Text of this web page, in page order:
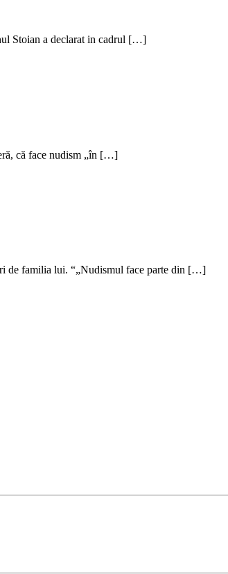
Stoian a declarat in cadrul […]
că face nudism „în […]
de familia lui. “„Nudismul face parte din […]